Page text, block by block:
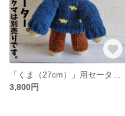
3,800円